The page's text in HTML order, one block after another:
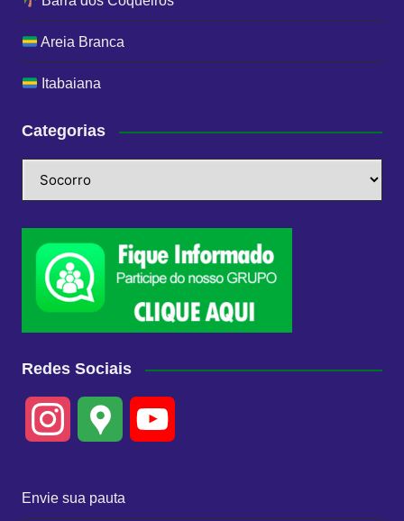
Areia Branca
Itabaiana
Categorias
Redes Sociais
Envie sua pauta